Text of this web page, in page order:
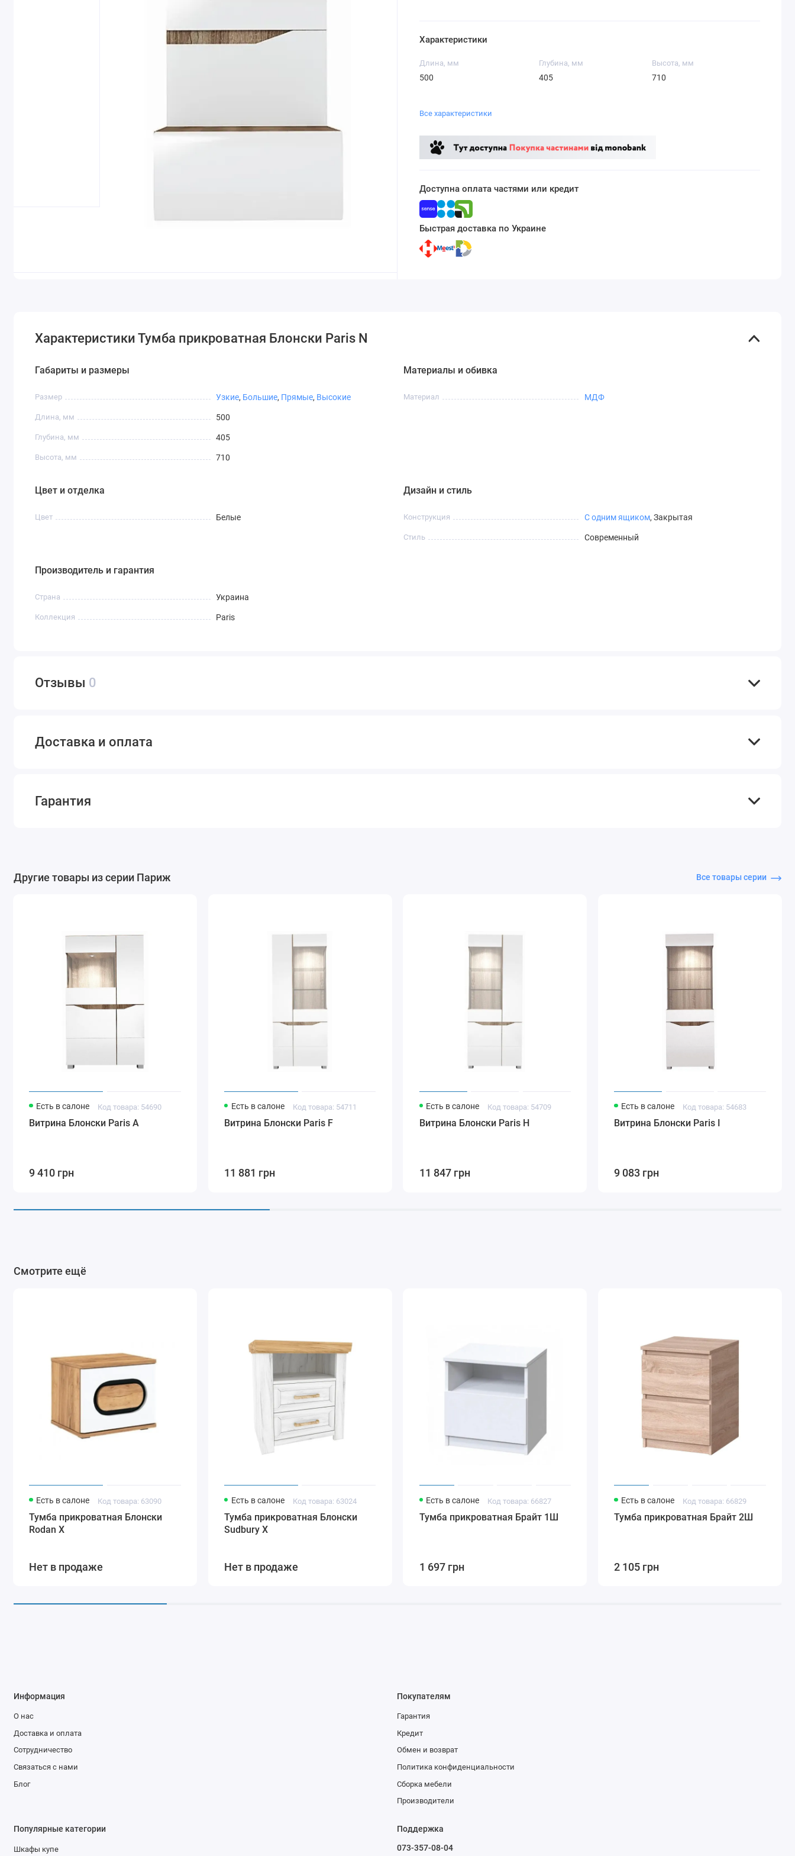
Характеристики
Длина, мм
500
Глубина, мм
405
Высота, мм
710
Все характеристики
Доступна оплата частями или кредит
Быстрая доставка по Украине
Характеристики Тумба прикроватная Блонски Paris N
Габариты и размеры
Размер Узкие, Большие, Прямые, Высокие
Длина, мм 500
Глубина, мм 405
Высота, мм 710
Материалы и обивка
Материал МДФ
Цвет и отделка
Цвет Белые
Дизайн и стиль
Конструкция С одним ящиком, Закрытая
Стиль Современный
Производитель и гарантия
Страна Украина
Коллекция Paris
Отзывы 0
Доставка и оплата
Гарантия
Другие товары из серии Париж Все товары серии
Есть в салоне Код товара: 54690
Витрина Блонски Paris A
9 410 грн
Есть в салоне Код товара: 54711
Витрина Блонски Paris F
11 881 грн
Есть в салоне Код товара: 54709
Витрина Блонски Paris H
11 847 грн
Есть в салоне Код товара: 54683
Витрина Блонски Paris I
9 083 грн
Смотрите ещё
Есть в салоне Код товара: 63090
Тумба прикроватная Блонски
Rodan X
Нет в продаже
Есть в салоне Код товара: 63024
Тумба прикроватная Блонски
Sudbury X
Нет в продаже
Есть в салоне Код товара: 66827
Тумба прикроватная Брайт 1Ш
1 697 грн
Есть в салоне Код товара: 66829
Тумба прикроватная Брайт 2Ш
2 105 грн
Информация
О нас
Доставка и оплата
Сотрудничество
Связаться с нами
Блог
Покупателям
Гарантия
Кредит
Обмен и возврат
Политика конфиденциальности
Сборка мебели
Производители
Популярные категории
Шкафы купе
Поддержка
073-357-08-04